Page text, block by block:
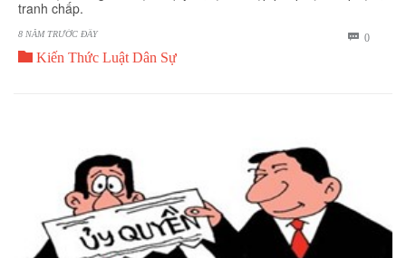
tranh chấp.
8 NĂM TRƯỚC ĐÂY  0BÌNH
 Kiến Thức Luật Dân Sự